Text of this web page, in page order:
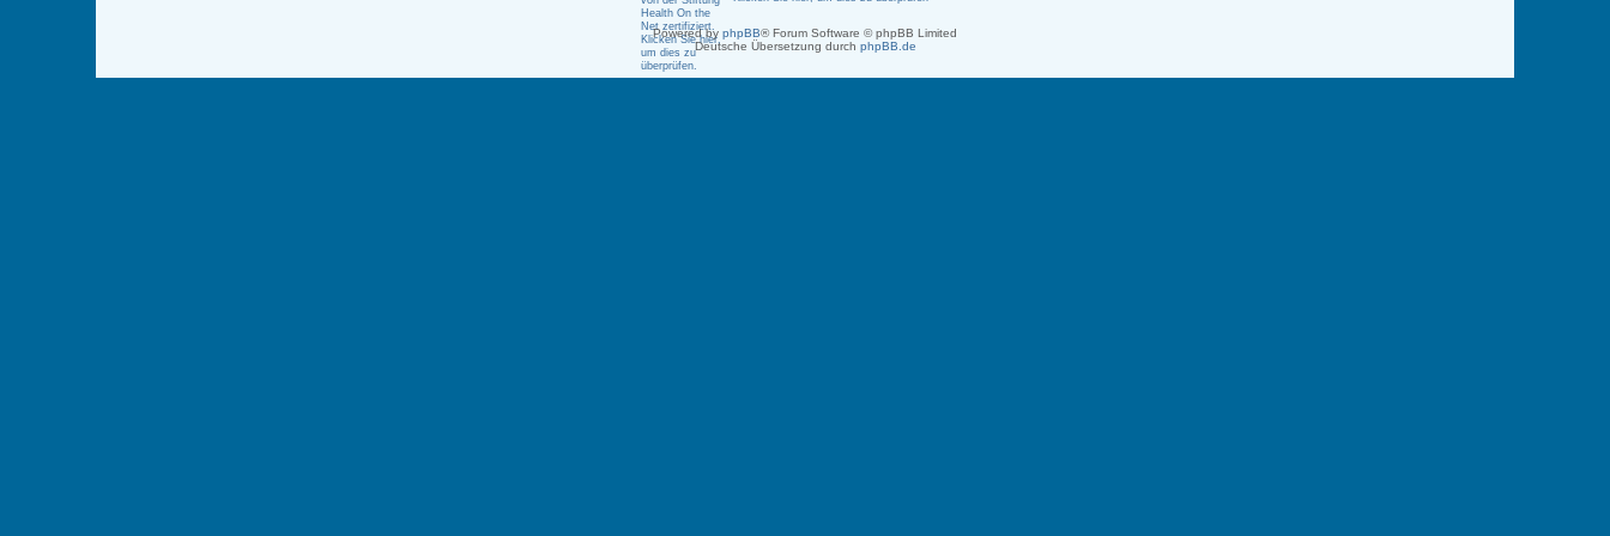
Powered by phpBB® Forum Software © phpBB Limited
Deutsche Übersetzung durch phpBB.de